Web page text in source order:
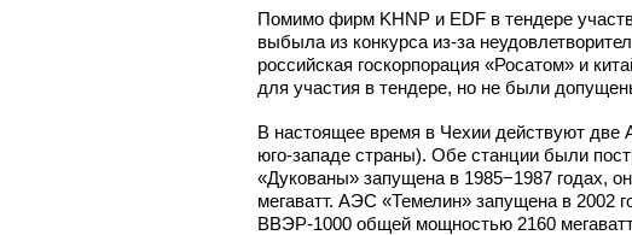
Помимо фирм KHNP и EDF в тендере
выбыла из конкурса из-за
российская госкорпорация «Росатом» и
для участия в тендере, но не были
В настоящее время в Чехии действуют
юго-западе страны). Обе станции были
«Дукованы» запущена в 1985−1987 годах,
мегаватт. АЭС «Темелин» запущена в 2002
ВВЭР-1000 общей мощностью 2160